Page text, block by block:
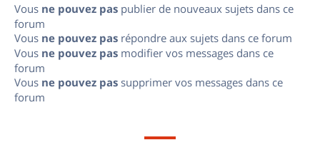
Vous ne pouvez pas publier de nouveaux sujets dans ce
forum
Vous ne pouvez pas répondre aux sujets dans ce forum
Vous ne pouvez pas modifier vos messages dans ce
forum
Vous ne pouvez pas supprimer vos messages dans ce
forum